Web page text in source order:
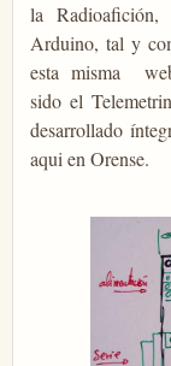
la Radioafición,
Arduino, tal y
esta misma
sido el
desarrollado
aqui en Orense.